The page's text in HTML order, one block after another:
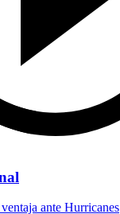
ante Hurricanes